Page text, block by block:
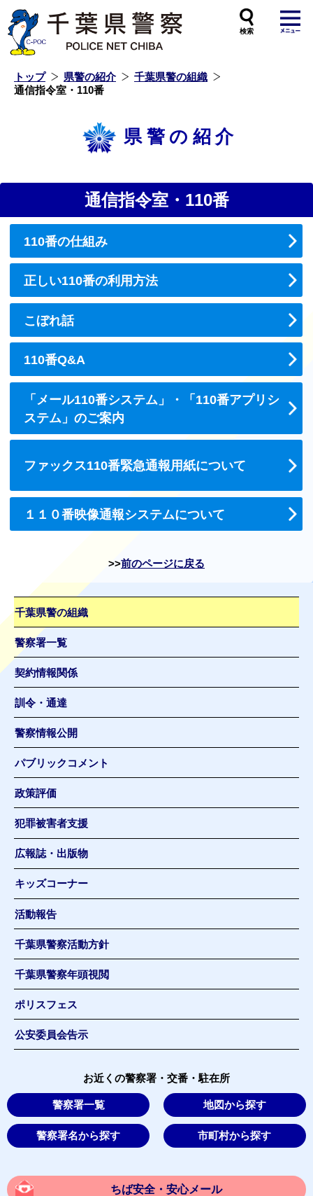
トップ 県警の紹介
千葉県警の組織
通信指令室・110番
県警の紹介
通信指令室・110番
110番の仕組み
正しい110番の利用方法
こぼれ話
110番Q&A
「メール110番システム」・「110番アプリシ
ステム」のご案内
ファックス110番緊急通報用紙について
１１０番映像通報システムについて
前のページに戻る
千葉県警の組織
警察署一覧
契約情報関係
訓令・通達
警察情報公開
パブリックコメント
政策評価
犯罪被害者支援
広報誌・出版物
キッズコーナー
活動報告
千葉県警察活動方針
千葉県警察年頭視閲
ポリスフェス
公安委員会告示
お近くの警察署・交番・駐在所
警察署一覧 地図から探す
警察署名から探す 市町村から探す
ちば安全・安心メール